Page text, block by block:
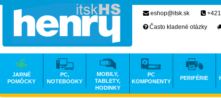
eshop@itsk.sk
Často kladené otázky
JARNÉ
POMÔCKY
PC,
NOTEBOOKY
MOBILY,
TABLETY,
HODINKY
PC
KOMPONENTY
PERIFÉRIE